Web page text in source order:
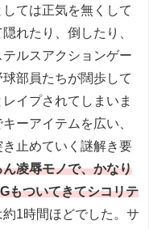
ては正気を無くして
れたり、倒したり、
ルスアクションゲー
部員たちが闊歩して
イプされてしまいま
ーアイテムを広い、
止めていく謎解き要
凌辱モノで、かなり
もついてきてシコリテ
約1時間ほどでした。サ